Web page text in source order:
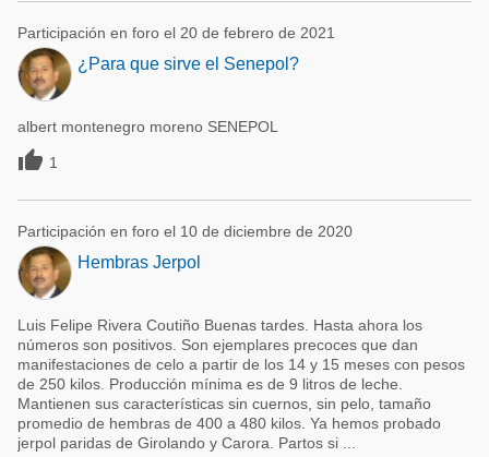
Participación en foro el 20 de febrero de 2021
¿Para que sirve el Senepol?
albert montenegro moreno SENEPOL
 1
Participación en foro el 10 de diciembre de 2020
Hembras Jerpol
Luis Felipe Rivera Coutiño Buenas tardes. Hasta ahora los
números son positivos. Son ejemplares precoces que dan
manifestaciones de celo a partir de los 14 y 15 meses con pesos
de 250 kilos. Producción mínima es de 9 litros de leche.
Mantienen sus características sin cuernos, sin pelo, tamaño
promedio de hembras de 400 a 480 kilos. Ya hemos probado
jerpol paridas de Girolando y Carora. Partos si ...